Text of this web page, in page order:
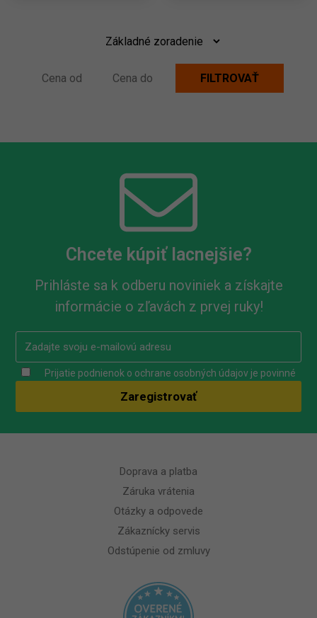
Chcete kúpiť lacnejšie?
Prihláste sa k odberu noviniek a získajte
informácie o zľavách z prvej ruky!
Prijatie podnienok o ochrane osobných údajov je povinné
Doprava a platba
Záruka vrátenia
Otázky a odpovede
Zákaznícky servis
Odstúpenie od zmluvy